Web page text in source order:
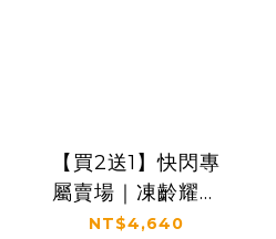
【買2送1】快閃專
屬賣場｜凍齡耀眼
美肌｜5種EGF｜
NT$4,640